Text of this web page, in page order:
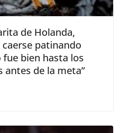
de Holanda,
patinando
fue bien hasta los
de la meta”